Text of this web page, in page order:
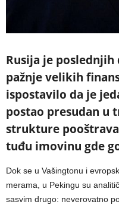
Rusija je
pažnje velikih
ispostavilo da je
postao presudan u
strukture
tuđu imovinu gde
Dok se u Vašingtonu i
merama, u Pekingu su
sasvim drugo: neverovatno